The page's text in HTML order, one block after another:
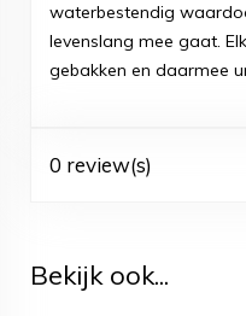
waterbestendig
levenslang mee gaat.
gebakken en daarmee
0 review(s)
Bekijk ook...